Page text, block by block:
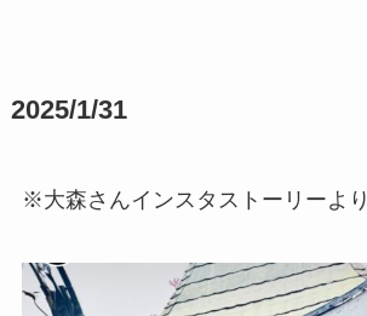
2025/1/31
※大森さんインスタストーリーより